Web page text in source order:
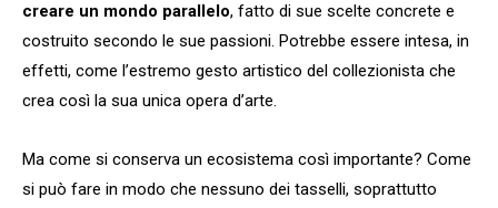
creare un mondo parallelo, fatto di sue scelte concrete e
costruito secondo le sue passioni. Potrebbe essere intesa, in
effetti, come l’estremo gesto artistico del collezionista che
crea così la sua unica opera d’arte.
Ma come si conserva un ecosistema così importante? Come
si può fare in modo che nessuno dei tasselli, soprattutto